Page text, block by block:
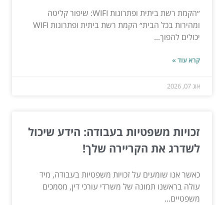
״הקמת רשת ביתית ופתרונות WIFI: שיפור קליטה
ומהירות בכל הבית״ הקמת רשת ביתית ופתרונות WIFI
יכולים להפוך...
קרא עוד »
אוג 07, 2026
זכויות משפטיות בעבודה: הידע שיכול
לשדרג את הקריירה שלך!
כאשר אנו שומעים על זכויות משפטיות בעבודה, מיד
עולה בראשנו תמונה של משרדי עורכי דין, מסמכים
משפטיים...